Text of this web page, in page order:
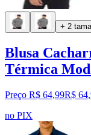
+ 2
Blusa
Térmica
Preço R$ 64,99R$ 64,
no PIX